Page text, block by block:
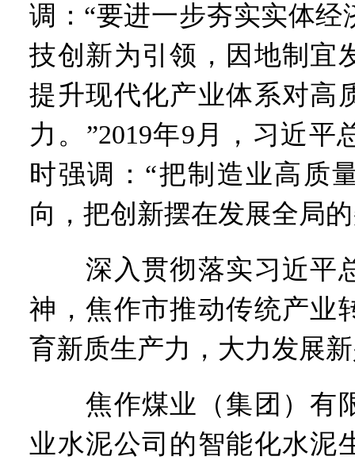
调：“要进一步夯实实体经
技创新为引领，因地制宜
提升现代化产业体系对高
力。”2019年9月，习近平
时强调：“把制造业高质
向，把创新摆在发展全局
深入贯彻落实习近平
神，焦作市推动传统产业
育新质生产力，大力发展
焦作煤业（集团）有
业水泥公司的智能化水泥